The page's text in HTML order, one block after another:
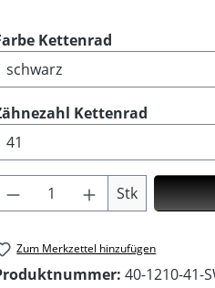
Kettenrad
Kettenrad
Produkt Anzahl:
Stk
Zum Merkzettel hinzufügen
40-1210-41-